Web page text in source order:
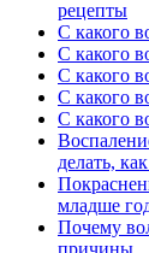
рецепты
С какого
С какого
С какого
С какого
С какого
делать,
младше
Почему
причины